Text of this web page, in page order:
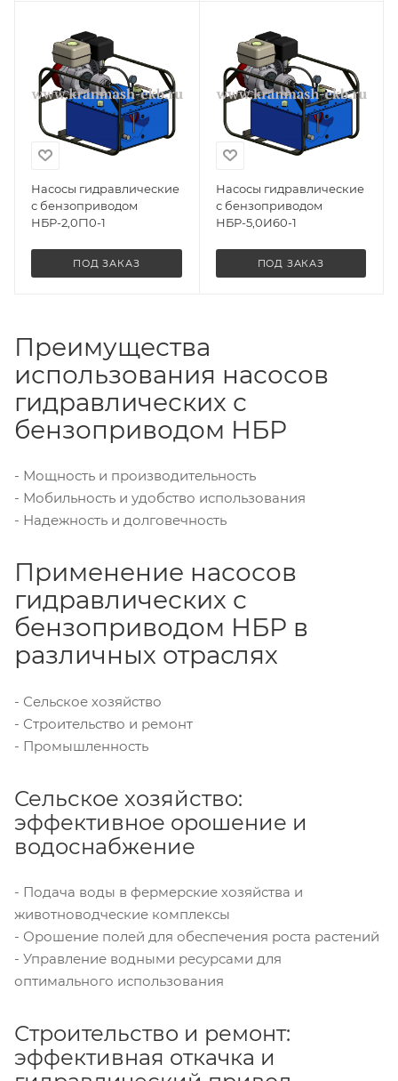
Насосы гидравлические
с бензоприводом
НБР-2,0Г10-1
ПОД ЗАКАЗ
Насосы гидравлические
с бензоприводом
НБР-5,0И60-1
ПОД ЗАКАЗ
Преимущества
использования насосов
гидравлических с
бензоприводом НБР
- Мощность и производительность
- Мобильность и удобство использования
- Надежность и долговечность
Применение насосов
гидравлических с
бензоприводом НБР в
различных отраслях
- Сельское хозяйство
- Строительство и ремонт
- Промышленность
Сельское хозяйство:
эффективное орошение и
водоснабжение
- Подача воды в фермерские хозяйства и
животноводческие комплексы
- Орошение полей для обеспечения роста растений
- Управление водными ресурсами для
оптимального использования
Строительство и ремонт:
эффективная откачка и